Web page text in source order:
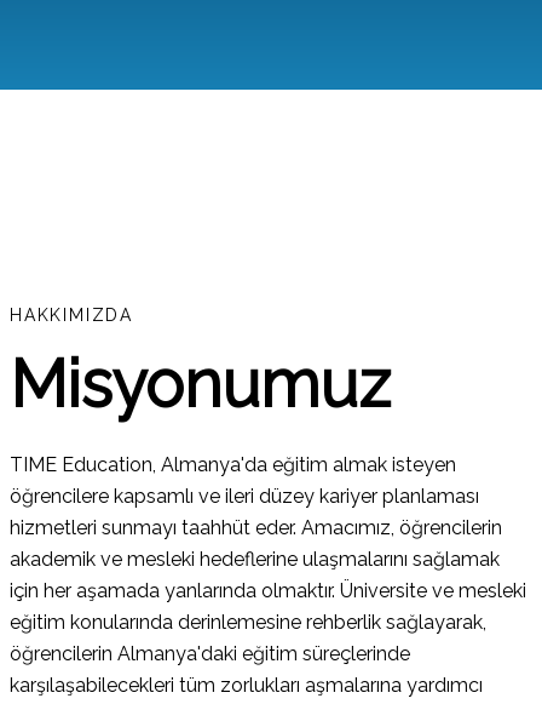
HAKKIMIZDA
Misyonumuz
TIME Education, Almanya'da eğitim almak isteyen
öğrencilere kapsamlı ve ileri düzey kariyer planlaması
hizmetleri sunmayı taahhüt eder. Amacımız, öğrencilerin
akademik ve mesleki hedeflerine ulaşmalarını sağlamak
için her aşamada yanlarında olmaktır. Üniversite ve mesleki
eğitim konularında derinlemesine rehberlik sağlayarak,
öğrencilerin Almanya'daki eğitim süreçlerinde
karşılaşabilecekleri tüm zorlukları aşmalarına yardımcı